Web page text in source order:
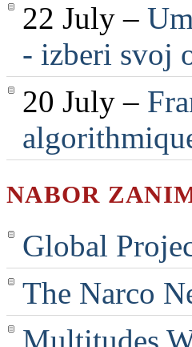
22 July –
- izberi svoj
20 July –
NABOR
Global
The Narco